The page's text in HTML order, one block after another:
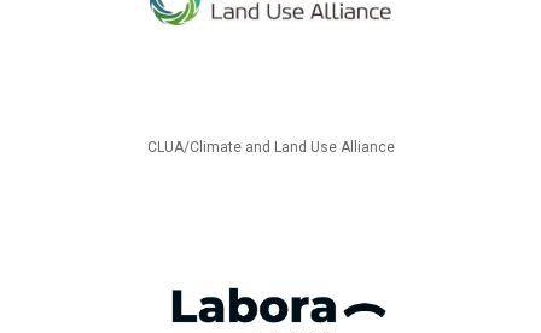
CLUA/Climate and Land Use Alliance